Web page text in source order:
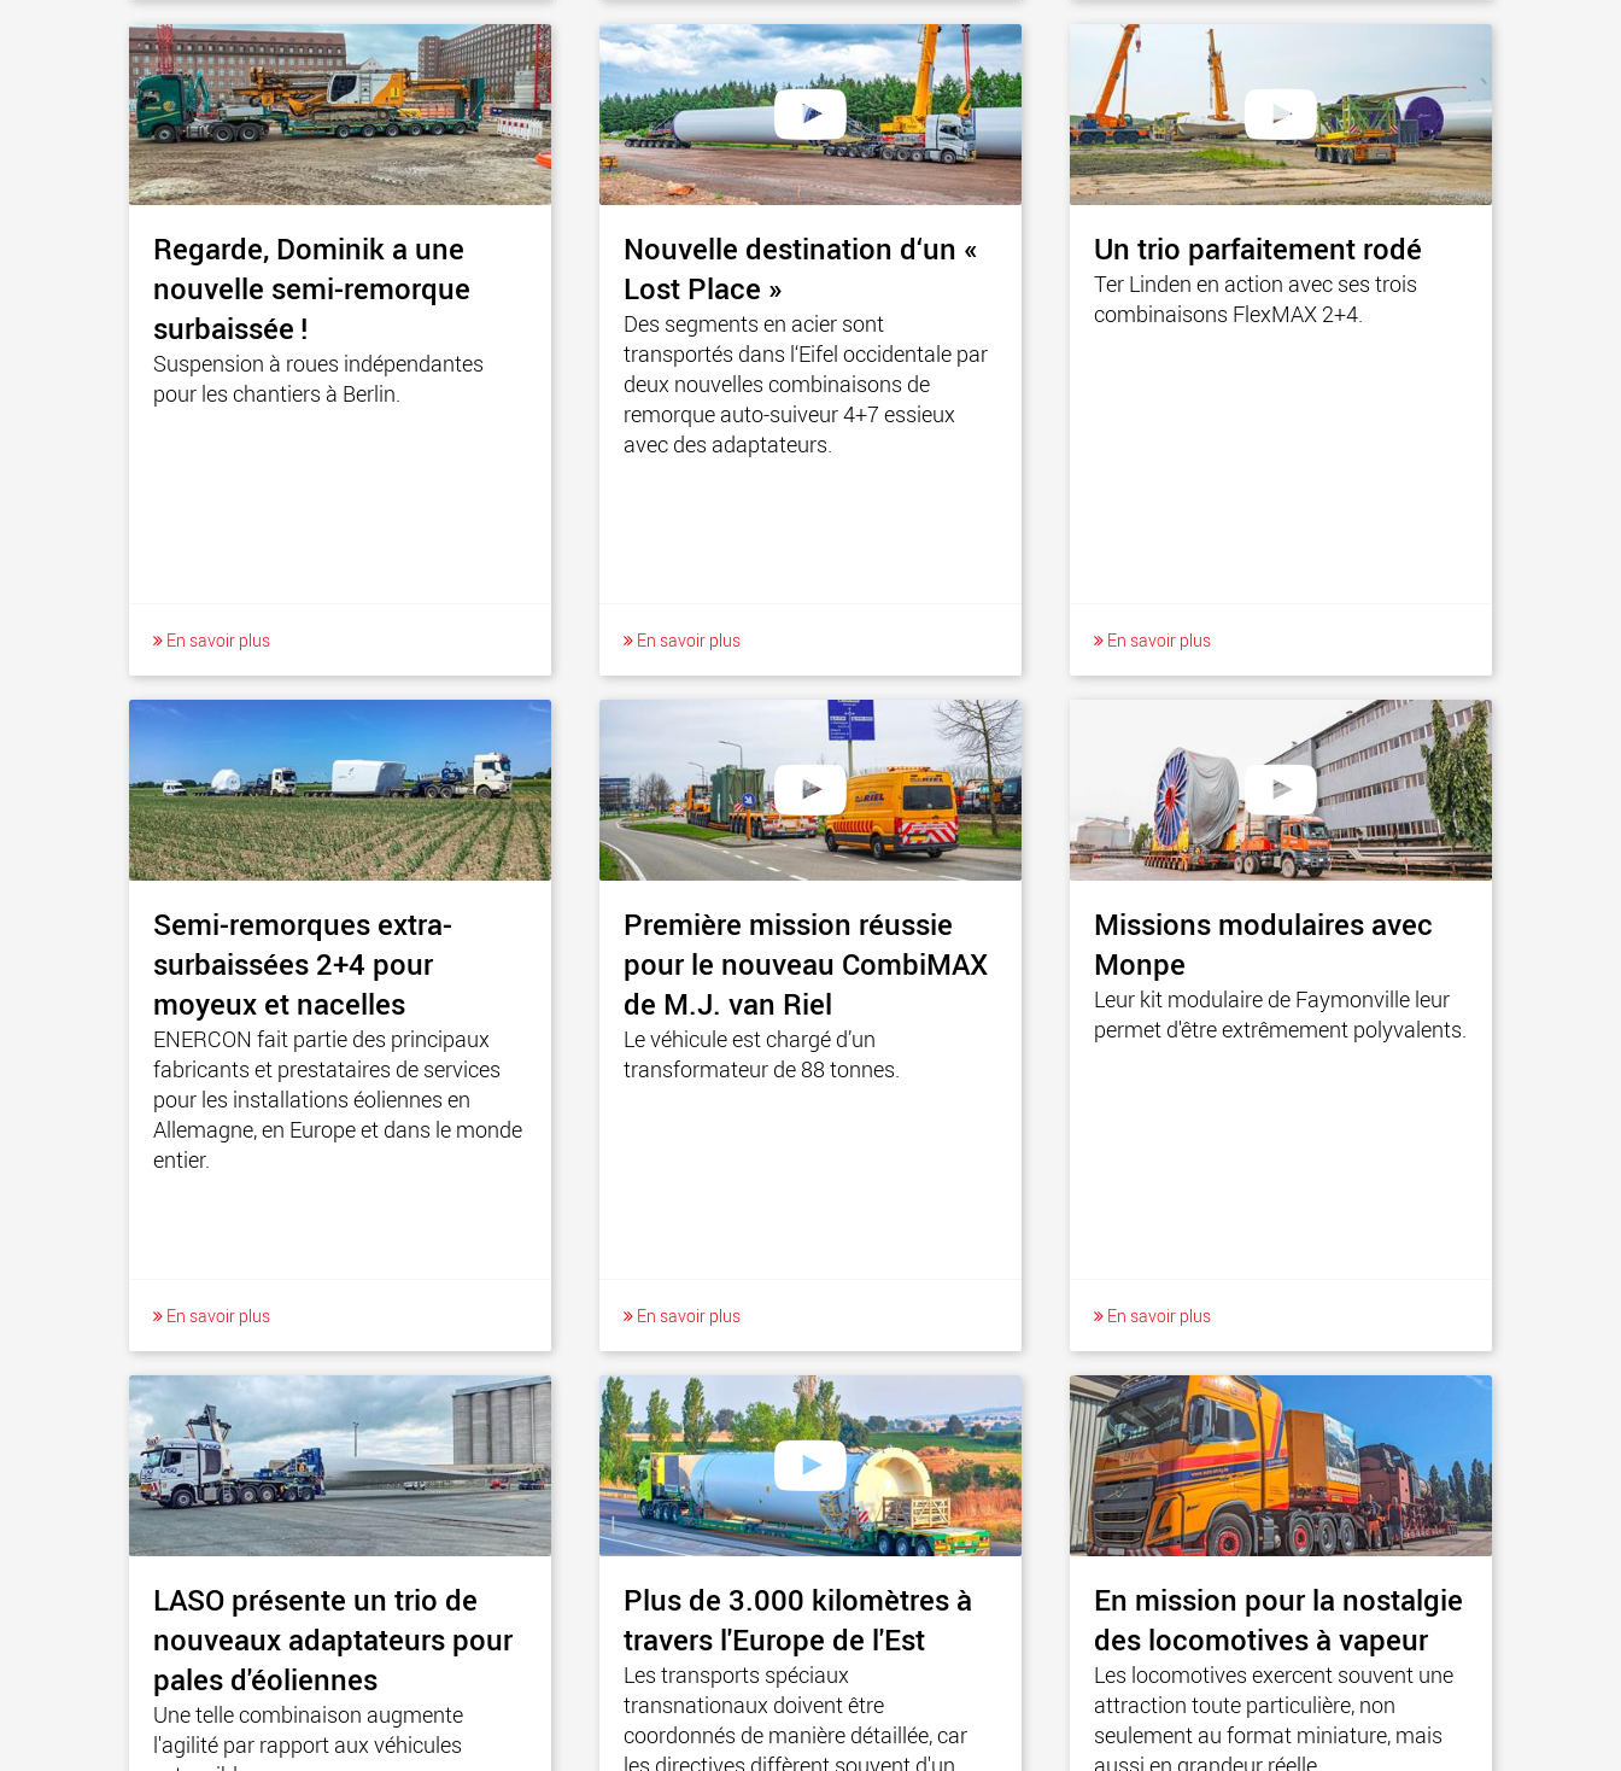
Regarde, Dominik a une
nouvelle semi-remorque
surbaissée !
Suspension à roues indépendantes
pour les chantiers à Berlin.
En savoir plus
Nouvelle destination d‘un «
Lost Place »
Des segments en acier sont
transportés dans l‘Eifel occidentale par
deux nouvelles combinaisons de
remorque auto-suiveur 4+7 essieux
avec des adaptateurs.
En savoir plus
Un trio parfaitement rodé
Ter Linden en action avec ses trois
combinaisons FlexMAX 2+4.
En savoir plus
Semi-remorques extra-
surbaissées 2+4 pour
moyeux et nacelles
ENERCON fait partie des principaux
fabricants et prestataires de services
pour les installations éoliennes en
Allemagne, en Europe et dans le monde
entier.
En savoir plus
Première mission réussie
pour le nouveau CombiMAX
de M.J. van Riel
Le véhicule est chargé d’un
transformateur de 88 tonnes.
En savoir plus
Missions modulaires avec
Monpe
Leur kit modulaire de Faymonville leur
permet d'être extrêmement polyvalents.
En savoir plus
LASO présente un trio de
nouveaux adaptateurs pour
pales d'éoliennes
Une telle combinaison augmente
l'agilité par rapport aux véhicules
Plus de 3.000 kilomètres à
travers l'Europe de l'Est
Les transports spéciaux
transnationaux doivent être
coordonnés de manière détaillée, car
les directives diffèrent souvent d'un
En mission pour la nostalgie
des locomotives à vapeur
Les locomotives exercent souvent une
attraction toute particulière, non
seulement au format miniature, mais
aussi en grandeur réelle.